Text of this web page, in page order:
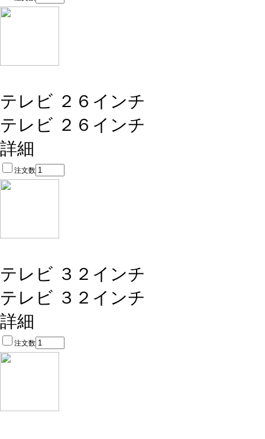
テレビ ２６インチ
テレビ ２６インチ
詳細
注文数
テレビ ３２インチ
テレビ ３２インチ
詳細
注文数